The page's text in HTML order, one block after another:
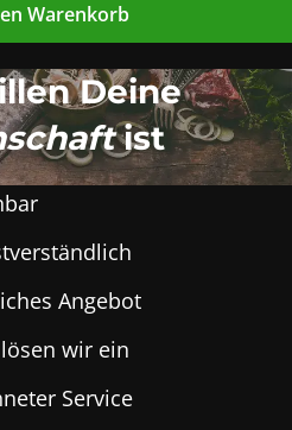
Warenkorb
Deine
ist
Angebot
wir ein
Service